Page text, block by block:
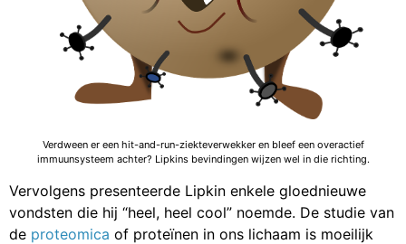
Verdween er een hit-and-run-ziekteverwekker en bleef een overactief
immuunsysteem achter? Lipkins bevindingen wijzen wel in die richting.
Vervolgens presenteerde Lipkin enkele gloednieuwe
vondsten die hij “heel, heel cool” noemde. De studie van
de proteomica of proteïnen in ons lichaam is moeilijk